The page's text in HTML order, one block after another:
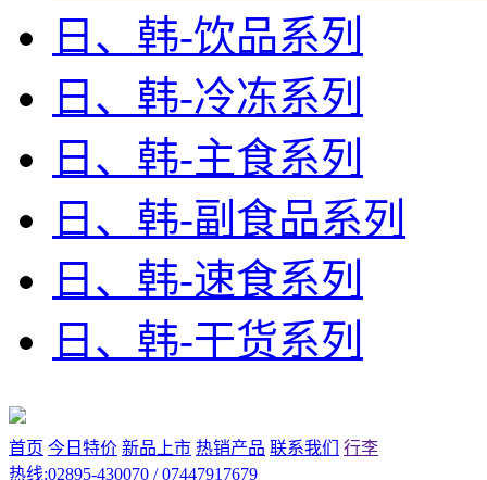
日、韩-饮品系列
日、韩-冷冻系列
日、韩-主食系列
日、韩-副食品系列
日、韩-速食系列
日、韩-干货系列
首页 今日特价 新品上市 热销产品 联系我们
行李
热线:02895-430070 / 07447917679